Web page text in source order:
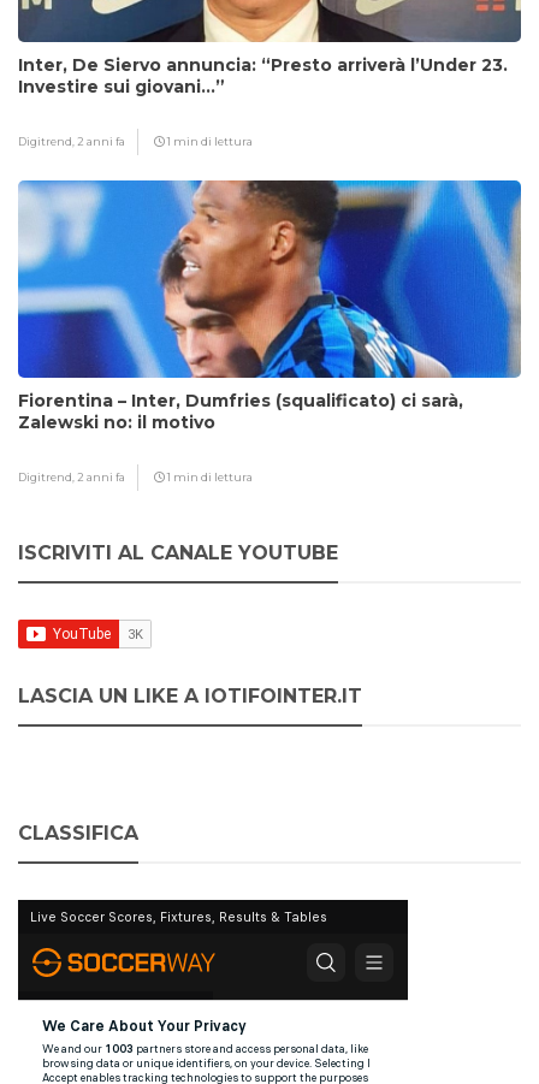
Inter, De Siervo annuncia: “Presto arriverà l’Under 23.
Investire sui giovani…”
Digitrend, 2 anni fa 1 min di lettura
Fiorentina – Inter, Dumfries (squalificato) ci sarà,
Zalewski no: il motivo
Digitrend, 2 anni fa 1 min di lettura
ISCRIVITI AL CANALE YOUTUBE
LASCIA UN LIKE A IOTIFOINTER.IT
CLASSIFICA